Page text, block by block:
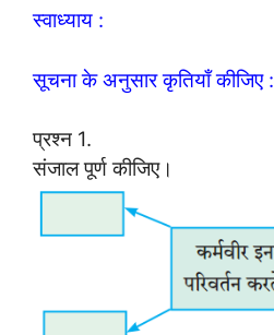
स्वाध्याय :
सूचना के अनुसार कृतियाँ कीजिए :
प्रश्न 1.
संजाल पूर्ण कीजिए।